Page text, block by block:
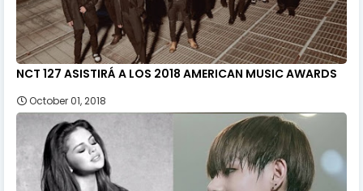
NCT 127 ASISTIRÁ A LOS 2018 AMERICAN MUSIC AWARDS
October 01, 2018